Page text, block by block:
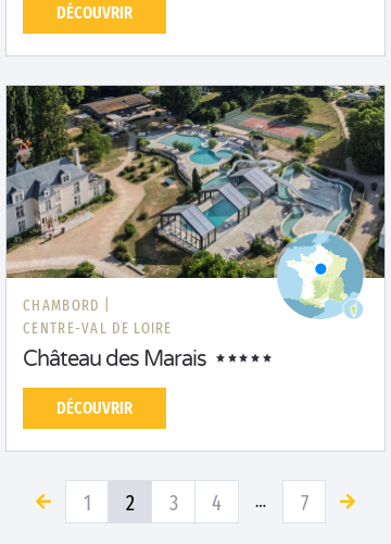
DÉCOUVRIR
CHAMBORD |
CENTRE-VAL DE LOIRE
Château des Marais
DÉCOUVRIR
1 2 3 4 … 7